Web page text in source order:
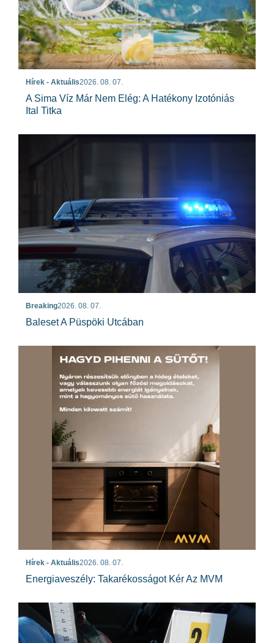
Hírek - Aktuális2026. 08. 07.
A Sima Víz Már Nem Elég: A Hatékony Izotóniás
Ital Titka
Breaking2026. 08. 07.
Baleset A Püspöki Utcában
Hírek - Aktuális2026. 08. 07.
Energiaveszély: Takarékosságot Kér Az MVM